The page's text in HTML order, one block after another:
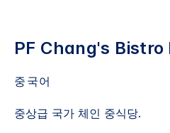
PF Chang's
중국어
중상급 국가 체인 중식당.